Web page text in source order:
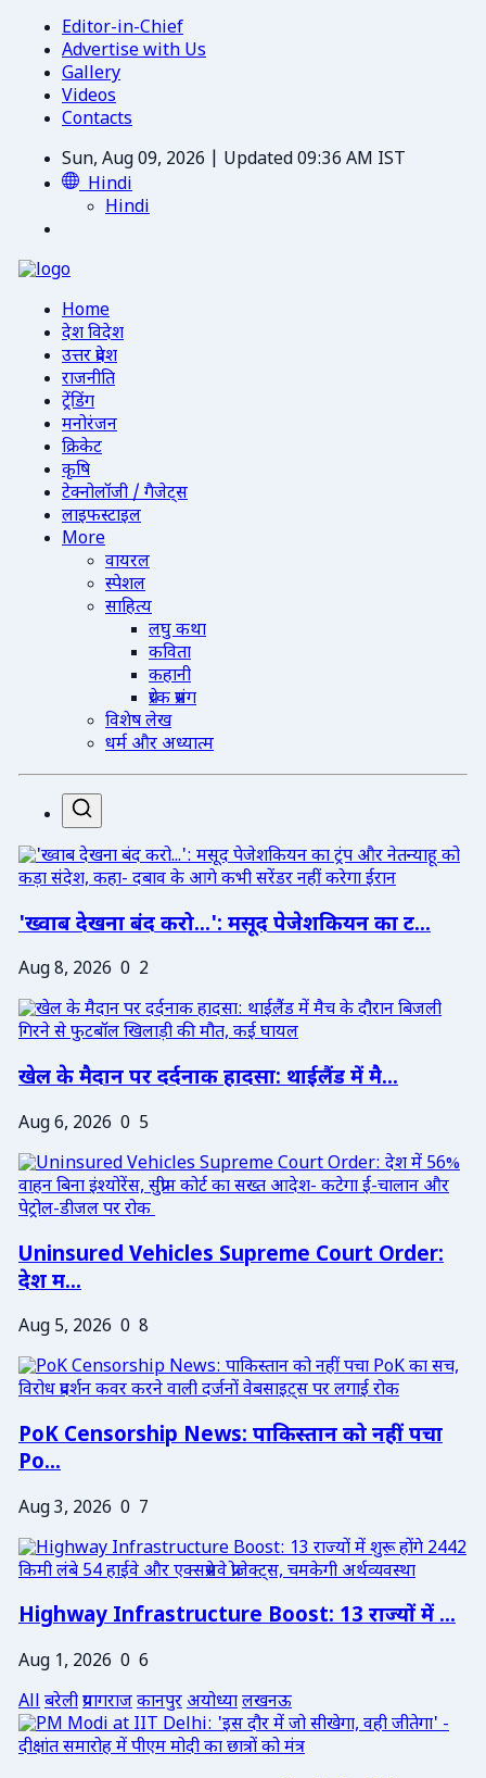
Editor-in-Chief
Advertise with Us
Gallery
Videos
Contacts
Sun, Aug 09, 2026 | Updated 09:36 AM IST
Hindi
Hindi
Home
देश विदेश
उत्तर प्रदेश
राजनीति
ट्रेंडिंग
मनोरंजन
क्रिकेट
कृषि
टेक्नोलॉजी / गैजेट्स
लाइफस्टाइल
More
वायरल
स्पेशल
साहित्य
लघु कथा
कविता
कहानी
प्रेरक प्रसंग
विशेष लेख
धर्म और अध्यात्म
'ख्वाब देखना बंद करो...': मसूद पेजेशकियन का ट...
Aug 8, 2026 0 2
खेल के मैदान पर दर्दनाक हादसा: थाईलैंड में मै...
Aug 6, 2026 0 5
Uninsured Vehicles Supreme Court Order:
देश म...
Aug 5, 2026 0 8
PoK Censorship News: पाकिस्तान को नहीं पचा
Po...
Aug 3, 2026 0 7
Highway Infrastructure Boost: 13 राज्यों में ...
Aug 1, 2026 0 6
Allबरेलीप्रयागराजकानपुरअयोध्यालखनऊ